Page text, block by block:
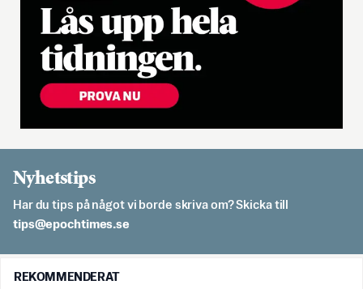
Nyhetstips
Har du tips på något vi borde skriva om? Skicka till
es.semithcope@spit
REKOMMENDERAT